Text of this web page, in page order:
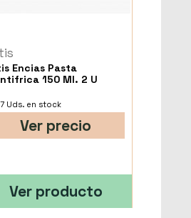
Encias Pasta
150 Ml. 2 U
7 Uds. en stock
Ver precio
Ver producto